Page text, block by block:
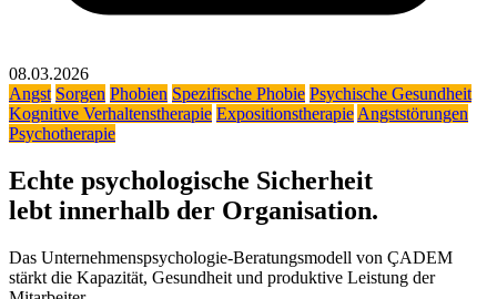
08.03.2026
Angst Sorgen Phobien Spezifische Phobie Psychische Gesundheit
Kognitive Verhaltenstherapie Expositionstherapie Angststörungen
Psychotherapie
Echte psychologische Sicherheit
lebt innerhalb der Organisation.
Das Unternehmenspsychologie-Beratungsmodell von ÇADEM
stärkt die Kapazität, Gesundheit und produktive Leistung der